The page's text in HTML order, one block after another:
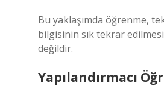
Bu yaklaşımda öğrenme,
bilgisinin sık tekrar
değildir.
Yapılandırmacı